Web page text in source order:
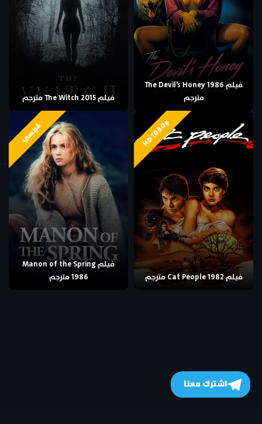
فيلم The Devil’s Honey 1986
مترجم
فيلم The Witch 2015 مترجم
HD 1080p
فيلم Cat People 1982 مترجم
فرنسي
فيلم Manon of the Spring
1986 مترجم
اشترك معنا